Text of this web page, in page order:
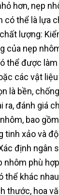
hơn, nẹp
có thể là lựa
lượng:
của nẹp
thể được
các vật
là bền,
ra, đánh giá
bao
tinh xảo và
định ngân
nhôm phù
thể khác
thước, hoa